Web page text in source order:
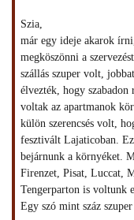
Szia,
már egy ideje akarok
megköszönni a
szállás szuper volt,
élvezték, hogy
voltak az apartmanok
külön szerencsés volt,
fesztivált Lajaticoban.
bejárnunk a környéket.
Firenzet, Pisat, Luccat,
Tengerparton is voltunk
Egy szó mint száz